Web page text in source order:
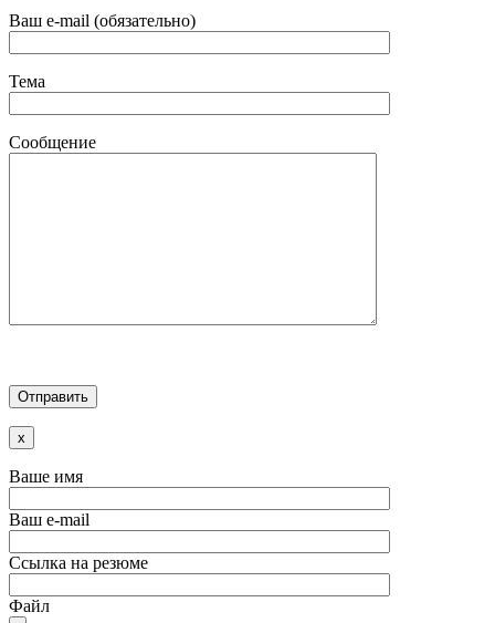
Ваш e-mail (обязательно)
Тема
Сообщение
x
Ваше имя
Ваш e-mail
Ссылка на резюме
Файл